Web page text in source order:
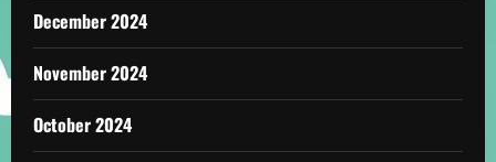
December 2024
November 2024
October 2024